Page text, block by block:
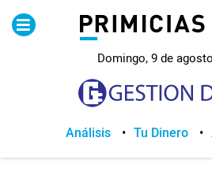
Domingo, 9 de
Lo Último
Política
Análisis Tu Dinero